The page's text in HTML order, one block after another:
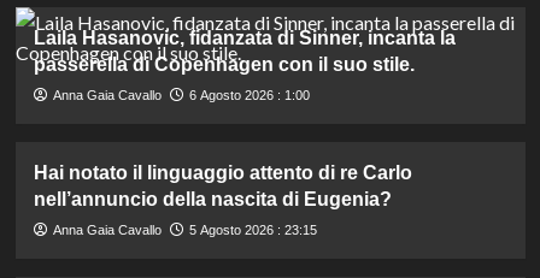
Laila Hasanovic, fidanzata di Sinner, incanta la
passerella di Copenhagen con il suo stile.
Anna Gaia Cavallo 6 Agosto 2026 : 1:00
Hai notato il linguaggio attento di re Carlo
nell’annuncio della nascita di Eugenia?
Anna Gaia Cavallo 5 Agosto 2026 : 23:15